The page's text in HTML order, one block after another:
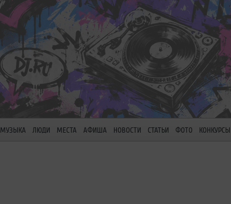
МУЗЫКА ЛЮДИ МЕСТА АФИША НОВОСТИ СТАТЬИ ФОТО КОНКУРСЫ